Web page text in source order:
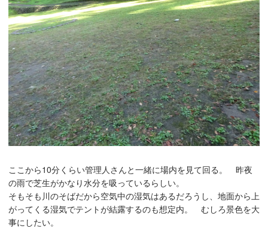
ここから10分くらい管理人さんと一緒に場内を見て回る。 昨夜
の雨で芝生がかなり水分を吸っているらしい。
そもそも川のそばだから空気中の湿気はあるだろうし、地面から上
がってくる湿気でテントが結露するのも想定内。 むしろ景色を大
事にしたい。